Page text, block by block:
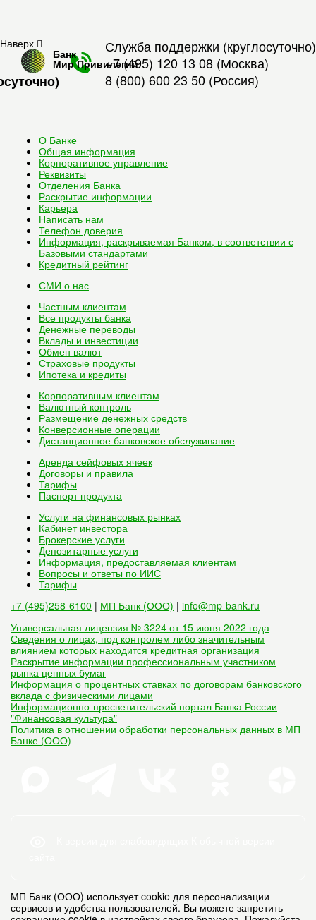
Служба поддержки (круглосуточно)
+7 (495) 120 13 08 (Москва)
8 (800) 600 23 50 (Россия)
Наверх
Банк
Мир Привилегий
О Банке
Общая информация
Корпоративное управление
Реквизиты
Отделения Банка
Раскрытие информации
Карьера
Написать нам
Телефон доверия
Информация, раскрываемая Банком, в соответствии с
Базовыми стандартами
Кредитный рейтинг
СМИ о нас
Частным клиентам
Все продукты банка
Денежные переводы
Вклады и инвестиции
Обмен валют
Страховые продукты
Ипотека и кредиты
Корпоративным клиентам
Валютный контроль
Размещение денежных средств
Конверсионные операции
Дистанционное банковское обслуживание
Аренда сейфовых ячеек
Договоры и правила
Тарифы
Паспорт продукта
Услуги на финансовых рынках
Кабинет инвестора
Брокерские услуги
Депозитарные услуги
Информация, предоставляемая клиентам
Вопросы и ответы по ИИС
Тарифы
+7 (495)258-6100 | МП Банк (ООО) | info@mp-bank.ru
Универсальная лицензия № 3224 от 15 июня 2022 года
Сведения о лицах, под контролем либо значительным
влиянием которых находится кредитная организация
Раскрытие информации профессиональным участником
рынка ценных бумаг
Информация о процентных ставках по договорам банковского
вклада с физическими лицами
Информационно-просветительский портал Банка России
"Финансовая культура"
Политика в отношении обработки персональных данных в МП
Банке (ООО)
МП Банк (ООО) использует cookie для персонализации
сервисов и удобства пользователей. Вы можете запретить